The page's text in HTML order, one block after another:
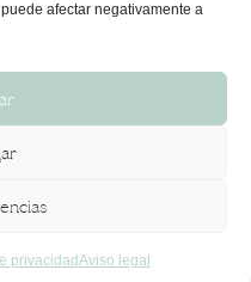
afectar negativamente a
privacidadAviso legal
Derechos Reservados